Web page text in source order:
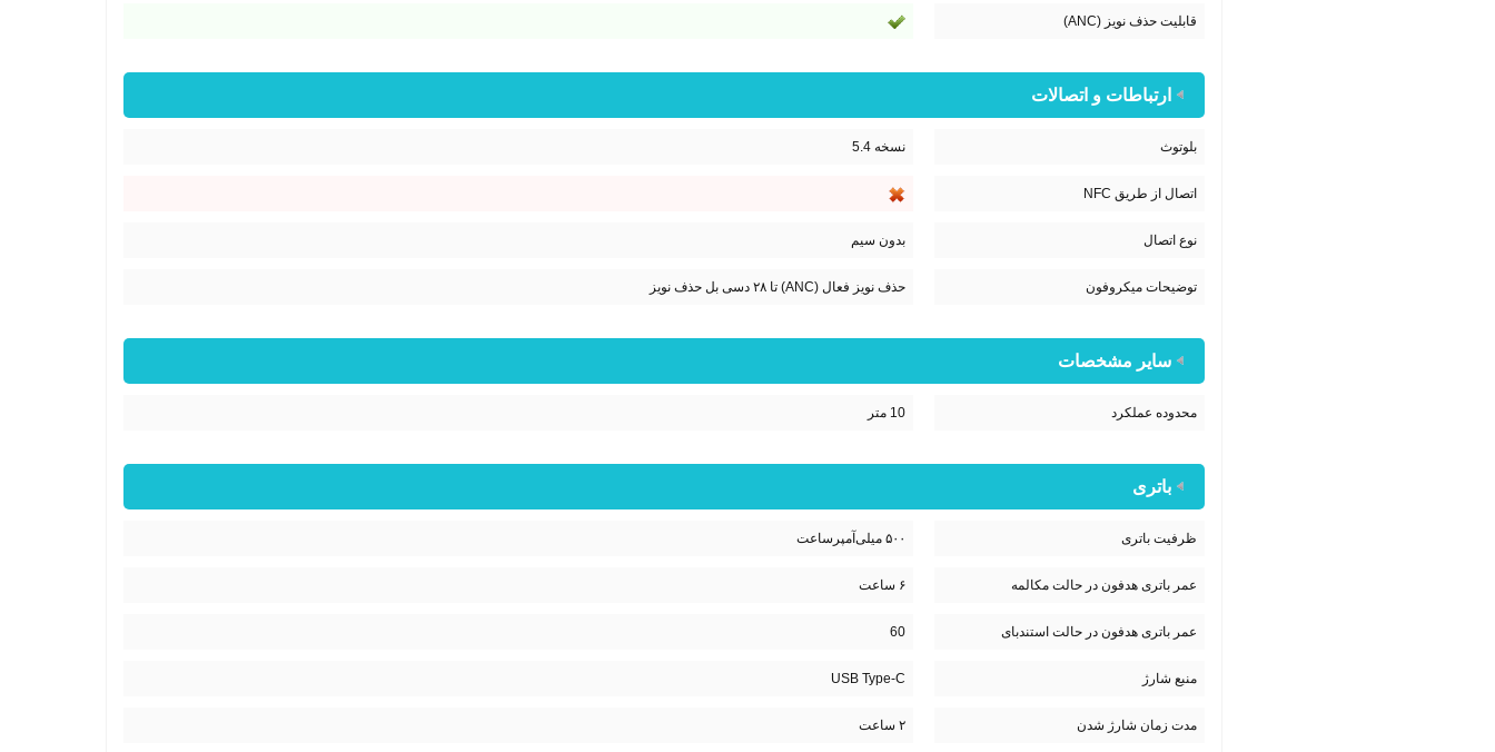
قابلیت حذف نویز (ANC)
ارتباطات و اتصالات
بلوتوث نسخه 5.4
اتصال از طریق NFC
نوع اتصال بدون سیم
توضیحات میکروفون حذف نویز فعال (ANC) تا ۲۸ دسی بل حذف نویز
سایر مشخصات
محدوده عملکرد 10 متر
باتری
ظرفیت باتری ۵۰۰ میلی‌آمپر‌ساعت
عمر باتری هدفون در حالت مکالمه ۶ ساعت
عمر باتری هدفون در حالت استندبای 60
منبع شارژ USB Type-C
مدت زمان شارژ شدن ۲ ساعت